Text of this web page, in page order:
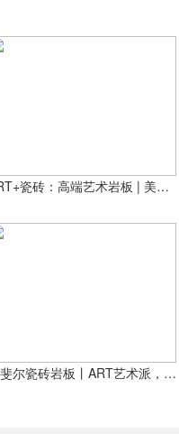
ART+瓷砖：高端艺术岩板 | 美到犯规的理想生活空间秘密
拉斐尔瓷砖岩板丨ART艺术派，雕塑家系列新品首发